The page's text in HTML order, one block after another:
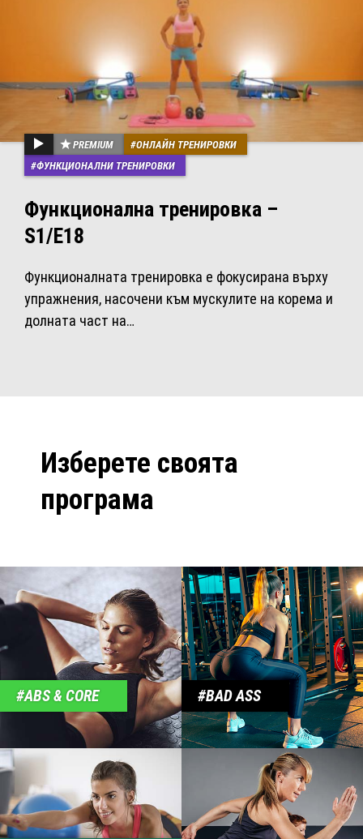
PREMIUM
ОНЛАЙН ТРЕНИРОВКИ
ФУНКЦИОНАЛНИ ТРЕНИРОВКИ
Функционална тренировка –
S1/E18
Функционалната тренировка е фокусирана върху
упражнения, насочени към мускулите на корема и
долната част на…
Изберете своята
програма
ABS & CORE BAD ASS